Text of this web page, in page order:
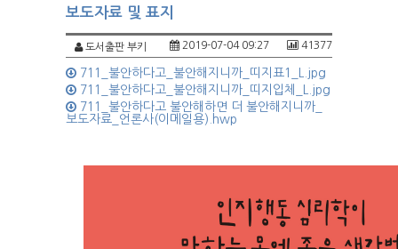
보도자료 및 표지
도서출판 부키 41377
2019-07-04 09:27
711_불안하다고_불안해지니까_띠지표1_L.jpg
711_불안하다고_불안해지니까_띠지입체_L.jpg
711_불안하다고 불안해하면 더 불안해지니까_
보도자료_언론사(이메일용).hwp